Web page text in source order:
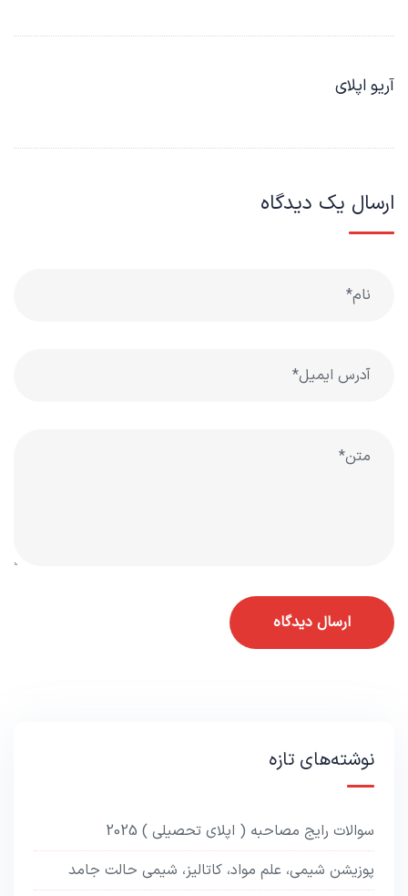
آریو اپلای
ارسال یک دیدگاه
نوشته‌های تازه
سوالات رایج مصاحبه ( اپلای تحصیلی ) 2025
پوزیشن شیمی، علم مواد، کاتالیز، شیمی حالت جامد